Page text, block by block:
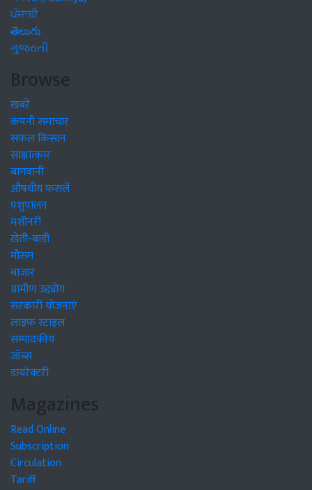
ਪੰਜਾਬੀ
తెలుగు
ગુજરાતી
Browse
खबरें
कंपनी समाचार
सफल किसान
साक्षात्कार
बागवानी
औषधीय फसलें
पशुपालन
मशीनरी
खेती-बाड़ी
मौसम
बाजार
ग्रामीण उद्द्योग
सरकारी योजनाएं
लाइफ स्टाइल
सम्पादकीय
जॉब्स
डायरेक्टरी
Magazines
Read Online
Subscription
Circulation
Tariff